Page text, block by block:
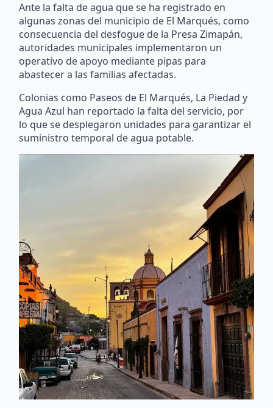
Ante la falta de agua que se ha registrado en
algunas zonas del municipio de El Marqués, como
consecuencia del desfogue de la Presa Zimapán,
autoridades municipales implementaron un
operativo de apoyo mediante pipas para
abastecer a las familias afectadas.
Colonias como Paseos de El Marqués, La Piedad y
Agua Azul han reportado la falta del servicio, por
lo que se desplegaron unidades para garantizar el
suministro temporal de agua potable.